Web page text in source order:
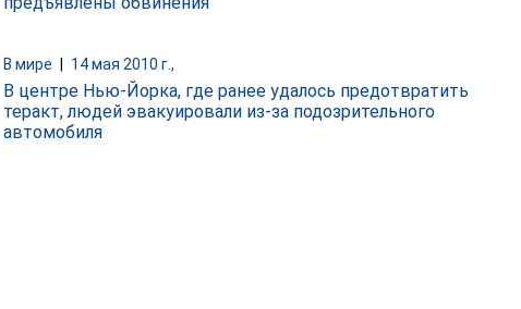
В мире 14 мая 2010 г.,
В центре Нью-Йорка, где ранее удалось предотвратить
теракт, людей эвакуировали из-за подозрительного
автомобиля